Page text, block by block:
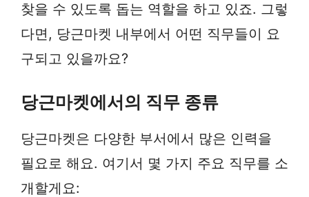
찾을 수 있도록 돕는 역할을 하고 있죠. 그렇
다면, 당근마켓 내부에서 어떤 직무들이 요
구되고 있을까요?
당근마켓에서의 직무 종류
당근마켓은 다양한 부서에서 많은 인력을
필요로 해요. 여기서 몇 가지 주요 직무를 소
개할게요: